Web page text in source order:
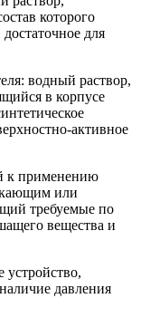
которого
для
водный раствор,
в корпусе
активное
к применению
или
требуемые по
вещества и
давления